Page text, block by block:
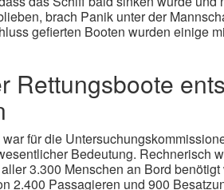
brach Panik unter der
gefierten Booten wurden einige
Rettungsboote
für die
Bedeutung. Rechnerisch
3.300 Menschen an Bord
2.400 Passagieren und 900